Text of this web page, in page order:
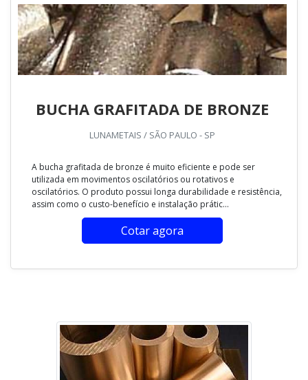
BUCHA GRAFITADA DE BRONZE
LUNAMETAIS / SÃO PAULO - SP
A bucha grafitada de bronze é muito eficiente e pode ser
utilizada em movimentos oscilatórios ou rotativos e
oscilatórios. O produto possui longa durabilidade e resistência,
assim como o custo-benefício e instalação prátic...
Cotar agora